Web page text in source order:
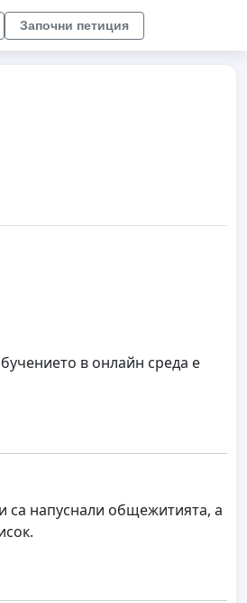
Започни петиция
в онлайн среда е
са напуснали общежитията, а